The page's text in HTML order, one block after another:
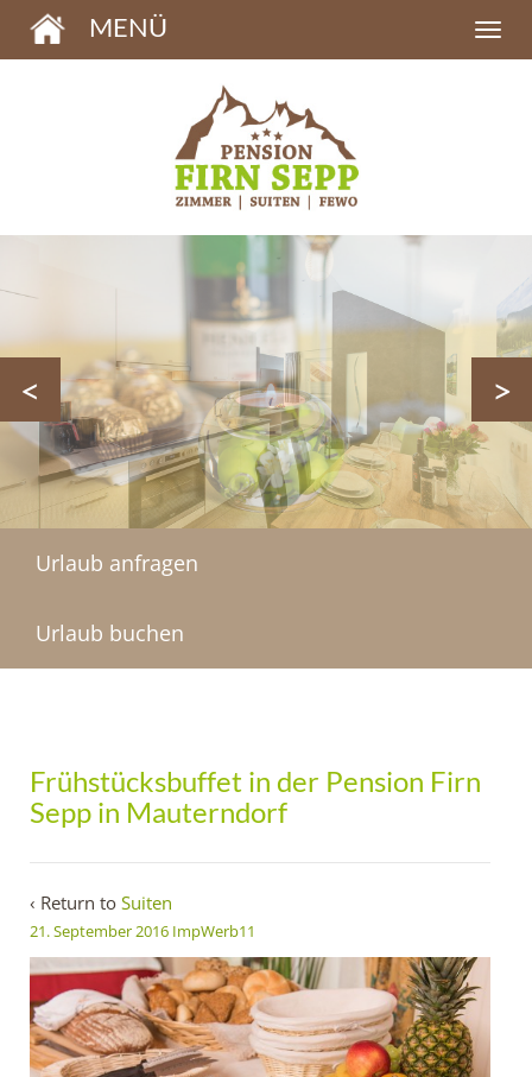
MENÜ
< >
Urlaub anfragen
Urlaub buchen
Frühstücksbuffet in der Pension Firn
Sepp in Mauterndorf
‹ Return to Suiten
21. September 2016 ImpWerb11